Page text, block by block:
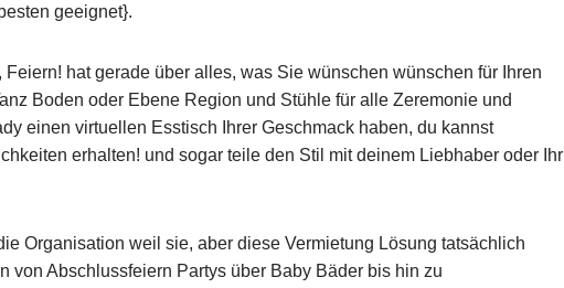
geeignet}.
hat gerade über alles, was Sie wünschen wünschen für Ihren
Boden oder Ebene Region und Stühle für alle Zeremonie und
einen virtuellen Esstisch Ihrer Geschmack haben, du kannst
erhalten! und sogar teile den Stil mit deinem Liebhaber oder Ihr
Organisation weil sie, aber diese Vermietung Lösung tatsächlich
von Abschlussfeiern Partys über Baby Bäder bis hin zu